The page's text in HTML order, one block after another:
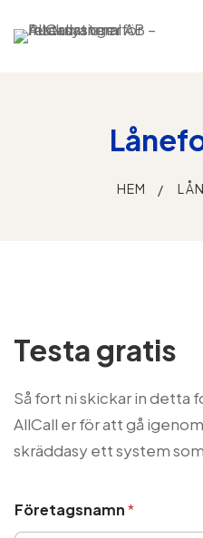
HEM
Låneformulär
Testa gratis
Så fort ni skickar in detta
AllCall er för att gå
skräddasy ett system
Företagsnamn*